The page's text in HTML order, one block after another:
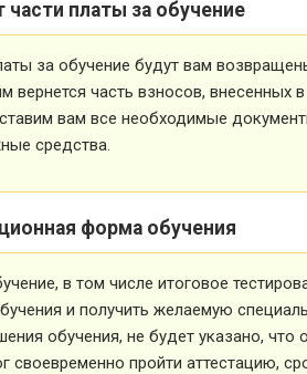
части платы за обучение
за обучение будут вам
вернется часть взносов,
вам все необходимые
средства.
форма обучения
в том числе итоговое
и получить желаемую
обучения, не будет указано,
своевременно пройти аттестацию,